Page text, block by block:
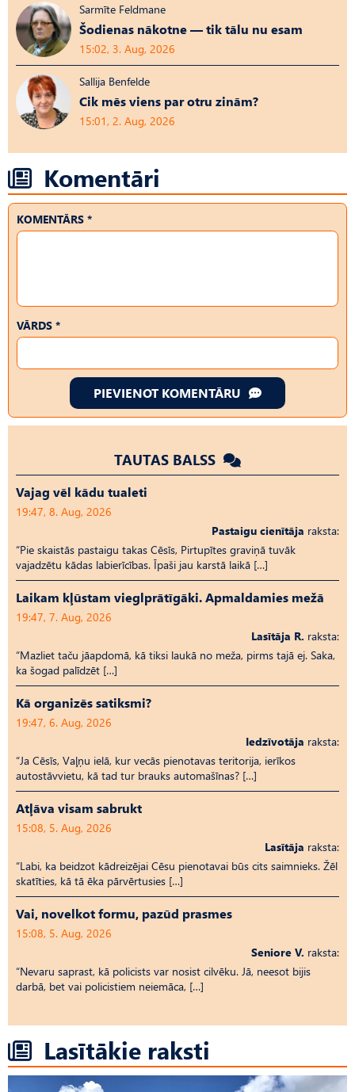
Sarmīte Feldmane
Šodienas nākotne — tik tālu nu esam
15:02, 3. Aug, 2026
Sallija Benfelde
Cik mēs viens par otru zinām?
15:01, 2. Aug, 2026
Komentāri
KOMENTĀRS *
VĀRDS *
PIEVIENOT KOMENTĀRU
TAUTAS BALSS
Vajag vēl kādu tualeti
19:47, 8. Aug, 2026
Pastaigu cienītāja raksta:
“Pie skaistās pastaigu takas Cēsīs, Pirtupītes graviņā tuvāk
vajadzētu kādas labierīcības. Īpaši jau karstā laikā […]
Laikam kļūstam vieglprātīgāki. Apmaldamies mežā
19:47, 7. Aug, 2026
Lasītāja R. raksta:
“Mazliet taču jāapdomā, kā tiksi laukā no meža, pirms tajā ej. Saka,
ka šogad palīdzēt […]
Kā organizēs satiksmi?
19:47, 6. Aug, 2026
Iedzīvotāja raksta:
“Ja Cēsīs, Vaļņu ielā, kur vecās pienotavas teritorija, ierīkos
autostāvvietu, kā tad tur brauks automašīnas? […]
Atļāva visam sabrukt
15:08, 5. Aug, 2026
Lasītāja raksta:
“Labi, ka beidzot kādreizējai Cēsu pienotavai būs cits saimnieks. Žēl
skatīties, kā tā ēka pārvērtusies […]
Vai, novelkot formu, pazūd prasmes
15:08, 5. Aug, 2026
Seniore V. raksta:
“Nevaru saprast, kā policists var nosist cilvēku. Jā, neesot bijis
darbā, bet vai policistiem neiemāca, […]
Lasītākie raksti